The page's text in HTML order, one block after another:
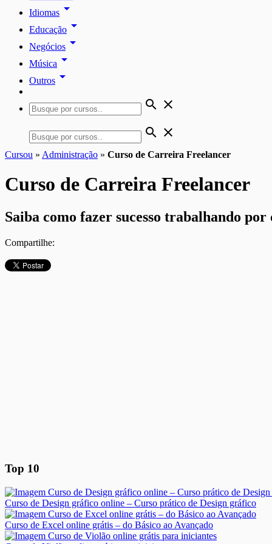
Idiomas arrow_drop_down
Educação arrow_drop_down
Negócios arrow_drop_down
Música arrow_drop_down
Outros arrow_drop_down
search close
search close
Cursou » Administração » Curso de Carreira Freelancer
Curso de Carreira Freelancer
Saiba como fazer sucesso trabalhando por
Compartilhe:
Top 10
Curso de Design gráfico online – Curso prático de Design gráfico
Curso de Excel online grátis – do Básico ao Avançado